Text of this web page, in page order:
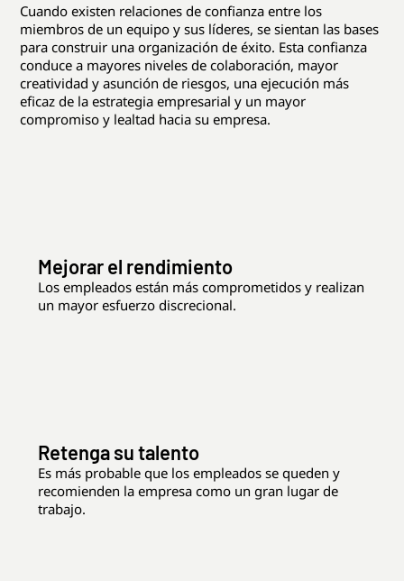
Mejorar el rendimiento
Los empleados están más comprometidos y realizan
un mayor esfuerzo discrecional.
Retenga su talento
Es más probable que los empleados se queden y
recomienden la empresa como un gran lugar de
trabajo.
Cuando existen relaciones de confianza entre los
miembros de un equipo y sus líderes, se sientan las bases
para construir una organización de éxito. Esta confianza
conduce a mayores niveles de colaboración, mayor
creatividad y asunción de riesgos, una ejecución más
eficaz de la estrategia empresarial y un mayor
compromiso y lealtad hacia su empresa.